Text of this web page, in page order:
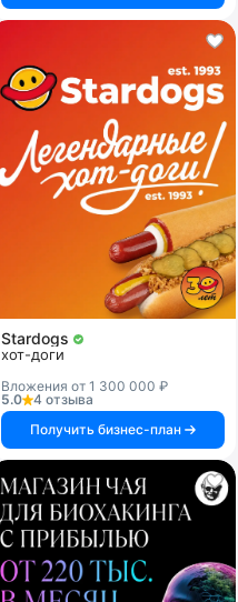
Stardogs
хот-доги
Вложения от 1 300 000 ₽
5.0
4 отзыва
Получить бизнес-план